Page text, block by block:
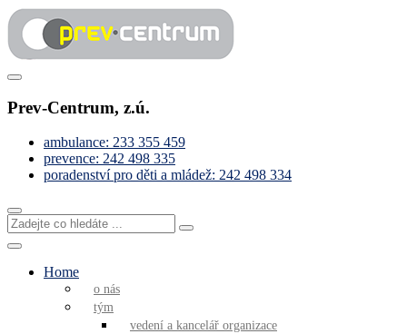
Skip
content
Pomáháme s řešením obtížných životních situací
Prev-Centrum, z.ú.
ambulance: 233 355 459
prevence: 242 498 335
poradenství pro děti a mládež: 242 498 334
Zadejte
co
hledáte
Home
o nás
tým
vedení a kancelář organizace